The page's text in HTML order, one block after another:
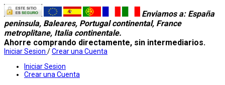
Enviamos a: España
peninsula, Baleares, Portugal continental, France
metroplitane, Italia continentale.
Ahorre comprando directamente, sin intermediarios.
Iniciar Sesion /Crear una Cuenta
Iniciar Sesion
Crear una Cuenta